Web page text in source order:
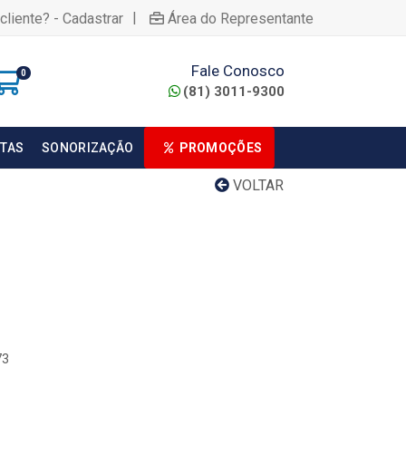
- Cadastrar | Área do Representante
0 Fale Conosco
(81) 3011-9300
SONORIZAÇÃO PROMOÇÕES
VOLTAR